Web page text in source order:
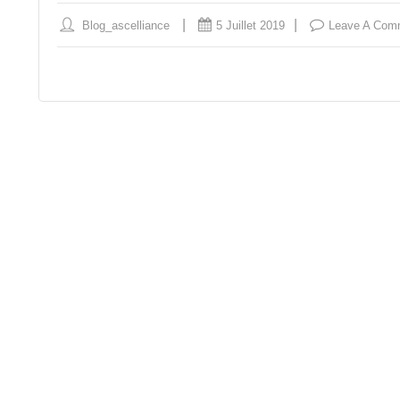
Blog_ascelliance 5 Juillet 2019 Leave A